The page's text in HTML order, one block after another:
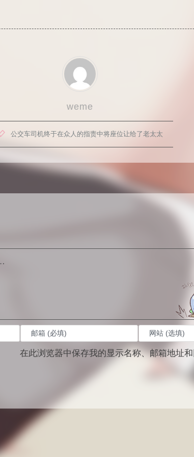
weme
公交车司机终于在众人的指责中将座位让给了老太太
在此浏览器中保存我的显示名称、邮箱地址